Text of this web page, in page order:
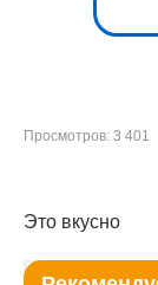
Просмотров: 3 401
Это вкусно